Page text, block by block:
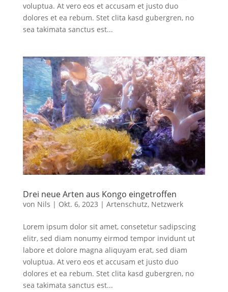
voluptua. At vero eos et accusam et justo duo
dolores et ea rebum. Stet clita kasd gubergren, no
sea takimata sanctus est...
Drei neue Arten aus Kongo eingetroffen
von Nils | Okt. 6, 2023 | Artenschutz, Netzwerk
Lorem ipsum dolor sit amet, consetetur sadipscing
elitr, sed diam nonumy eirmod tempor invidunt ut
labore et dolore magna aliquyam erat, sed diam
voluptua. At vero eos et accusam et justo duo
dolores et ea rebum. Stet clita kasd gubergren, no
sea takimata sanctus est...